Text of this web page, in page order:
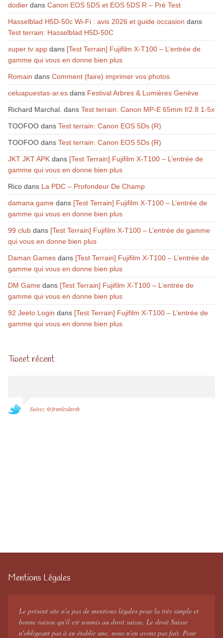
dodierdans Canon EOS 5DS et EOS 5DS R – Pré Test
Hasselblad H5D-50c Wi-Fi : avis 2026 et guide occasion dans
Test terrain: Hasselblad H5D-50C
xuper tv appdans [Test Terrain] Fujifilm X-T100 – L’entrée de
gamme qui vous en donne bien plus
Romain dans Comment (faire) imprimer vos photos
celuapuestas-ar.esdans Festival Arbres & Lumières Genève
Richard Marchal. dans Test terrain: Canon MP-E 65mm f/2.8 1-5x
TOOFOOdans Test terrain: Canon EOS 5Ds (R)
TOOFOOdans Test terrain: Canon EOS 5Ds (R)
JKT JKT APKdans [Test Terrain] Fujifilm X-T100 – L’entrée de
gamme qui vous en donne bien plus
Ricodans La PDC – Profondeur De Champ
damana gamedans [Test Terrain] Fujifilm X-T100 – L’entrée de
gamme qui vous en donne bien plus
99 clubdans [Test Terrain] Fujifilm X-T100 – L’entrée de gamme
qui vous en donne bien plus
Daman Gamesdans [Test Terrain] Fujifilm X-T100 – L’entrée de
gamme qui vous en donne bien plus
DM Gamedans [Test Terrain] Fujifilm X-T100 – L’entrée de
gamme qui vous en donne bien plus
92 Jeeto Login dans [Test Terrain] Fujifilm X-T100 – L’entrée de
gamme qui vous en donne bien plus
Tweet récent
Suivez @frankydarth
Mentions Légales
Le présent site n'a pas de mentions légales pour la très simple et
bonne raison qu'il est soumis au droit suisse. Le droit Suisse
n'obligeant pas à en établir une, nous n'en avons pas fait. Pour